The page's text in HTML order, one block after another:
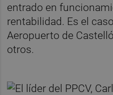
entrado en
rentabilidad. Es el
Aeropuerto de
otros.